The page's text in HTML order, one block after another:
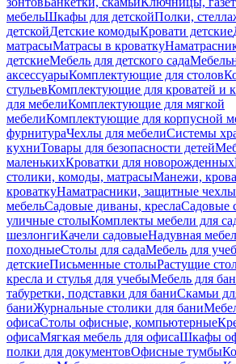
мебельШкафы для детскойПолки,
детскойДетские комодыКровати детские
матрасыМатрасы в кроватку
детскиеМебель для детского сада
аксессуарыКомплектующие для столов
стульевКомплектующие для кроватей и
для мебелиКомплектующие для мягкой
мебелиКомплектующие для корпусной
фурнитураЧехлы для мебелиСистемы
кухниТовары для безопасности детей
маленькихКроватки для новорожденных
столики, комоды, матрасыМанежи,
кроваткуНаматрасники, защитные
мебельСадовые диваны, креслаСадовые
уличные столыКомплекты мебели для
шезлонгиКачели садовыеНадувная
походныеСтолы для садаМебель для
детскиеПисьменные столыРастущие
кресла и стулья для учебыМебель для
табуретки, подставки для баниСкамьи
баниЖурнальные столики для бани
офисаСтолы офисные, компьютерные
офисаМягкая мебель для офисаШкафы
полки для документовОфисные тумбы